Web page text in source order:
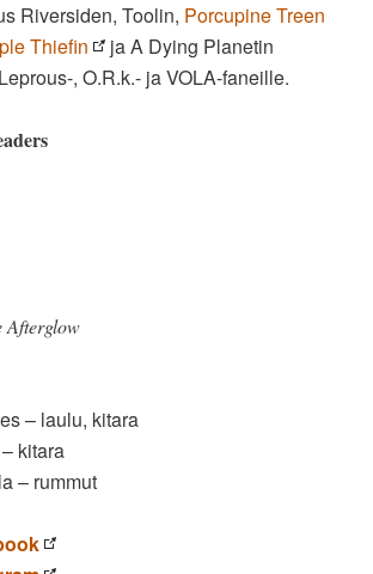
Riversiden, Toolin, Porcupine Treen
Thiefin
ja A Dying Planetin
, O.R.k.- ja VOLA-faneille.
Afterglow
– laulu, kitara
kitara
– rummut